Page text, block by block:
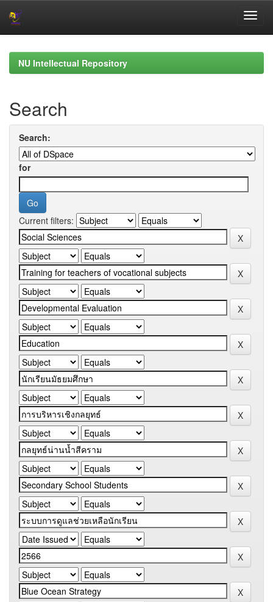
navigationNU Intellectual Repository
Search
Search:
for
Current filters: